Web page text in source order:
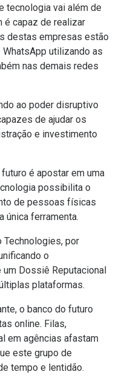
tecnologia vai além de
é capaz de realizar
destas empresas estão
utilizando as
nas demais redes
ao poder disruptivo
de ajudar os
e investimento
é apostar em uma
possibilita o
de pessoas físicas
única ferramenta.
Technologies, por
o
Dossiê Reputacional
plataformas.
o banco do futuro
online. Filas,
em agências afastam
este grupo de
tempo e lentidão.